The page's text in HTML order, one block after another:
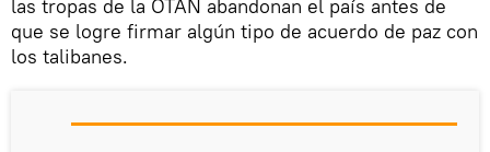
las tropas de la OTAN abandonan el país antes de
que se logre firmar algún tipo de acuerdo de paz con
los talibanes.